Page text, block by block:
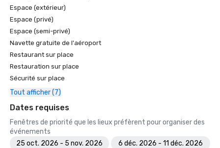
Espace (extérieur)
Espace (privé)
Espace (semi-privé)
Navette gratuite de l'aéroport
Restaurant sur place
Restauration sur place
Sécurité sur place
Tout afficher (7)
Dates requises
Fenêtres de priorité que les lieux préfèrent pour organiser des
événements
25 oct. 2026 - 5 nov. 2026
6 déc. 2026 - 11 déc. 2026